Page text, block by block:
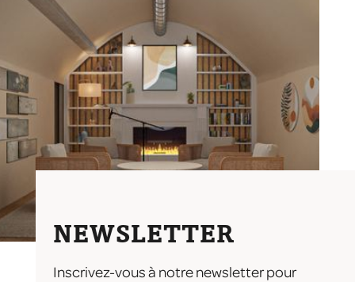
NEWSLETTER
Inscrivez-vous à notre newsletter pour